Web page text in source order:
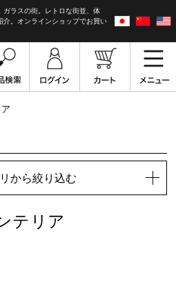
ガラスの街。レトロな街並、体
。オンラインショップでお買い
から絞り込む
テリア